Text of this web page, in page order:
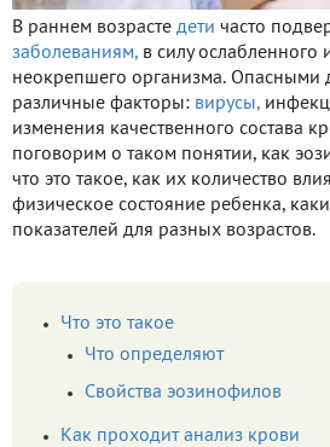
В раннем возрасте дети часто
заболеваниям, в силу ослабленного
неокрепшего организма. Опасными
различные факторы: вирусы,
изменения качественного состава
поговорим о таком понятии, как
что это такое, как их количество
физическое состояние ребенка,
показателей для разных возрастов.
Что это такое
Что определяют
Свойства эозинофилов
Как проходит анализ крови